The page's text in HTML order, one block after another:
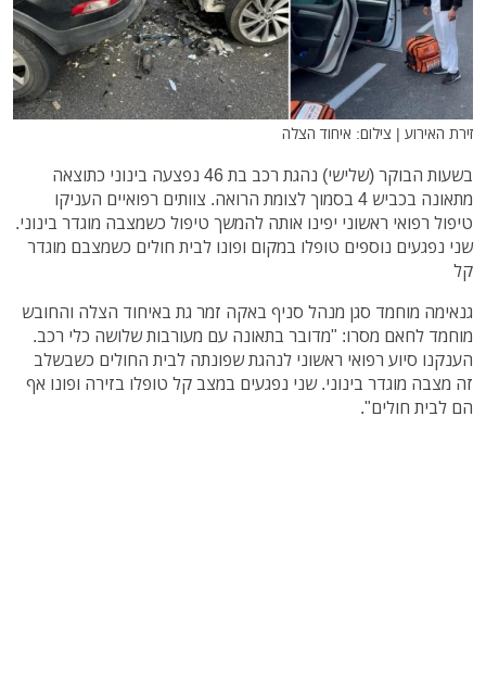
זירת האירוע | צילום: איחוד הצלה
בשעות הבוקר (שלישי) נהגת רכב בת 46 נפצעה בינוני כתוצאה
מתאונה בכביש 4 בסמוך לצומת הרואה. צוותים רפואיים העניקו
טיפול רפואי ראשוני יפינו אותה להמשך טיפול כשמצבה מוגדר בינוני.
שני נפגעים נוספים טופלו במקום ופונו לבית חולים כשמצבם מוגדר
קל
גנאימה מוחמד סגן מנהל סניף באקה זמר גת באיחוד הצלה והחובש
מוחמד לחאם מסרו: "מדובר בתאונה עם מעורבות שלושה כלי רכב.
הענקנו סיוע רפואי ראשוני לנהגת שפונתה לבית החולים כשבשלב
זה מצבה מוגדר בינוני. שני נפגעים במצב קל טופלו בזירה ופונו אף
הם לבית חולים".